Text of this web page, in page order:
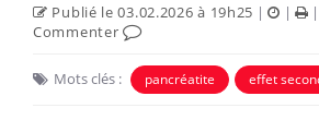
Publié le 03.02.2026 à 19h25 | |
Commenter
Mots clés : pancréatite effet